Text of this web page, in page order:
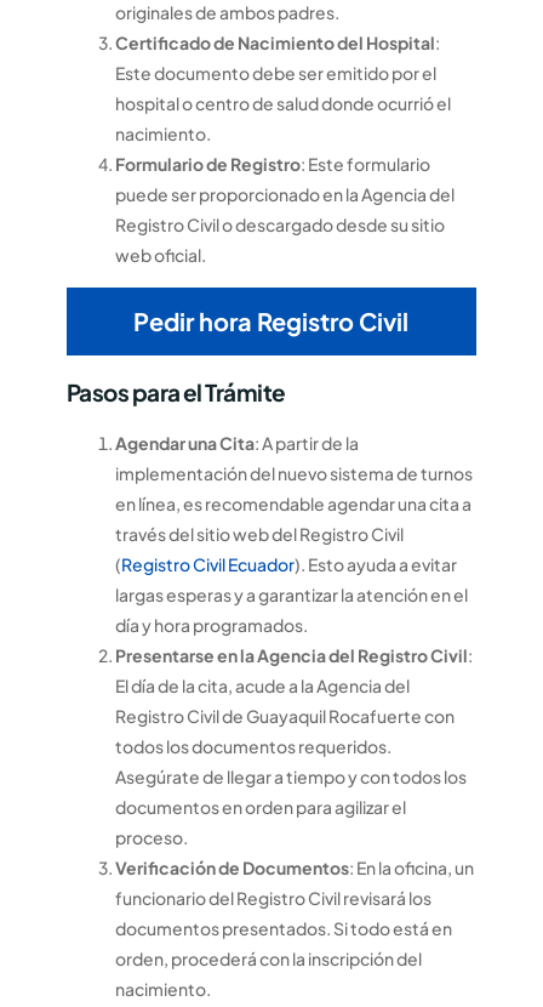
originales de ambos padres.
Certificado de Nacimiento del Hospital:
Este documento debe ser emitido por el
hospital o centro de salud donde ocurrió el
nacimiento.
Formulario de Registro: Este formulario
puede ser proporcionado en la Agencia del
Registro Civil o descargado desde su sitio
web oficial.
Pedir hora Registro Civil
Pasos para el Trámite
Agendar una Cita: A partir de la
implementación del nuevo sistema de turnos
en línea, es recomendable agendar una cita a
través del sitio web del Registro Civil
(Registro Civil Ecuador). Esto ayuda a evitar
largas esperas y a garantizar la atención en el
día y hora programados.
Presentarse en la Agencia del Registro Civil:
El día de la cita, acude a la Agencia del
Registro Civil de Guayaquil Rocafuerte con
todos los documentos requeridos.
Asegúrate de llegar a tiempo y con todos los
documentos en orden para agilizar el
proceso.
Verificación de Documentos: En la oficina, un
funcionario del Registro Civil revisará los
documentos presentados. Si todo está en
orden, procederá con la inscripción del
nacimiento.